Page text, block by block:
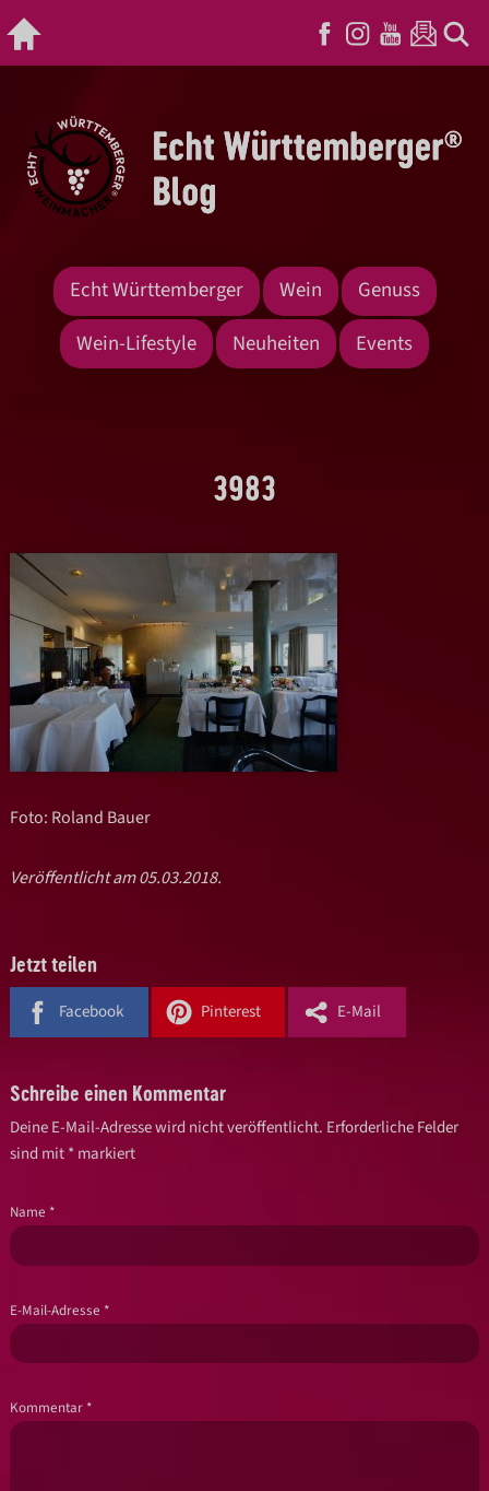
Echt Württemberger Wein
Genuss
Wein-Lifestyle
Neuheiten Events
3983
Foto: Roland Bauer
Veröffentlicht am 05.03.2018.
Jetzt teilen
Facebook Pinterest E-Mail
Schreibe einen Kommentar
Deine E-Mail-Adresse wird nicht veröffentlicht. Erforderliche Felder
sind mit*markiert
Name *
E-Mail-Adresse *
Kommentar *